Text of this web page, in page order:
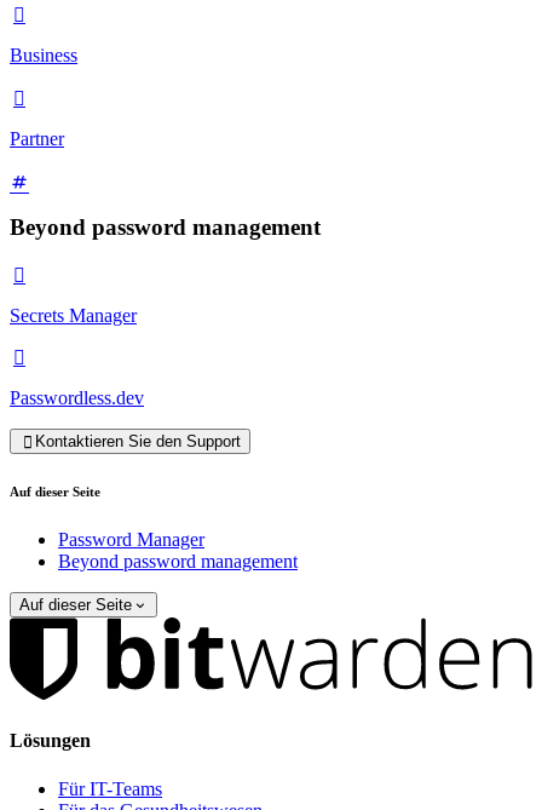

Business

Partner
Beyond password management

Secrets Manager

Passwordless.dev
 Kontaktieren Sie den Support
Auf dieser Seite
Password Manager
Beyond password management
Auf dieser Seite
Lösungen
Für IT-Teams